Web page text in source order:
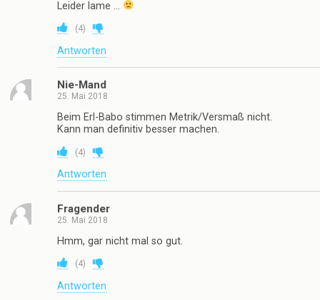
Leider lame …
(4)
Antworten
Nie-Mand
25. Mai 2018
Beim Erl-Babo stimmen Metrik/Versmaß nicht.
Kann man definitiv besser machen.
(4)
Antworten
Fragender
25. Mai 2018
Hmm, gar nicht mal so gut.
(4)
Antworten